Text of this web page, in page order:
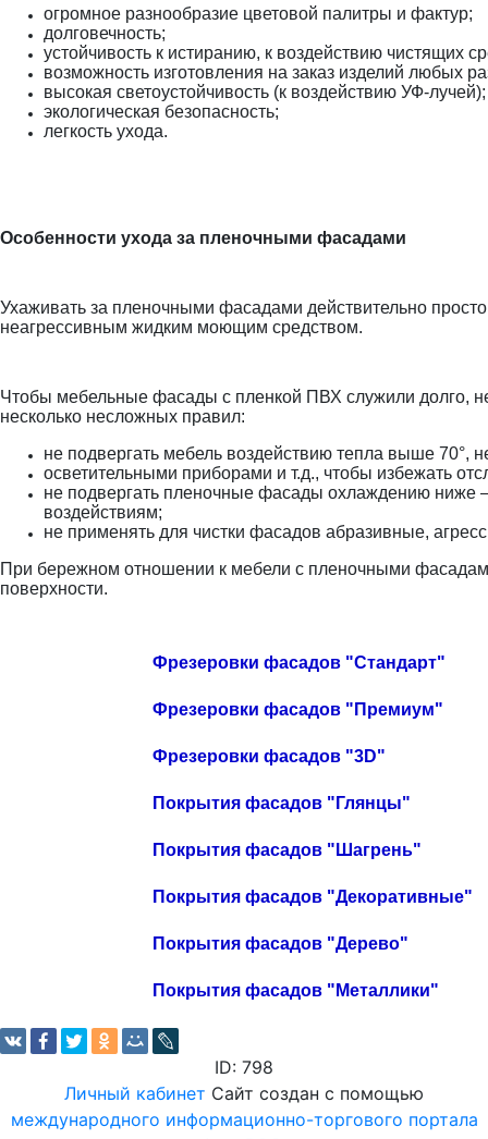
огромное разнообразие цветовой палитры и фактур;
долговечность;
устойчивость к истиранию, к воздействию чистящих
возможность изготовления на заказ изделий любых
высокая светоустойчивость (к воздействию УФ-лучей);
экологическая безопасность;
легкость ухода.
Особенности ухода за пленочными фасадами
Ухаживать за пленочными фасадами действительно
неагрессивным жидким моющим средством.
Чтобы мебельные фасады с пленкой ПВХ служили долго,
несколько несложных правил:
не подвергать мебель воздействию тепла выше 70°,
осветительными приборами и т.д., чтобы избежать
не подвергать пленочные фасады охлаждению ниже
воздействиям;
не применять для чистки фасадов абразивные,
При бережном отношении к мебели с пленочными
поверхности.
Фрезеровки фасадов "Стандарт"
Фрезеровки фасадов "Премиум"
Фрезеровки фасадов "3D"
Покрытия фасадов "Глянцы"
Покрытия фасадов "Шагрень"
Покрытия фасадов "Декоративные"
Покрытия фасадов "Дерево"
Покрытия фасадов "Металлики"
ID: 798
Личный кабинет Сайт создан с помощью
международного информационно-торгового портала